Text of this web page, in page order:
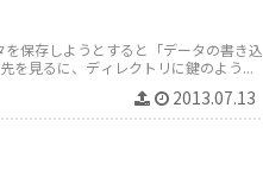
保存しようとすると「データの書き込
を見るに、ディレクトリに鍵のよう...
2013.07.13